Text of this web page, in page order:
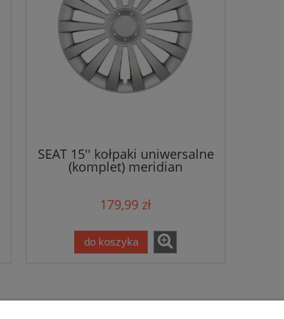
SEAT 15'' kołpaki uniwersalne
(komplet) meridian
179,99 zł
do koszyka